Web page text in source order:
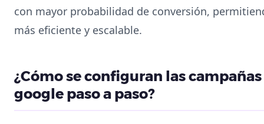
con mayor probabilidad de conversión,
más eficiente y escalable.
¿Cómo se configuran las
google paso a paso?